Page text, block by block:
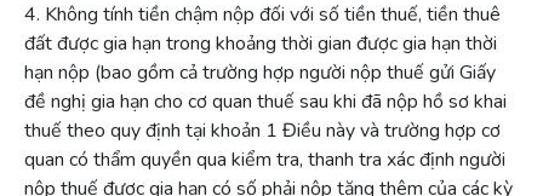
4. Không tính tiền chậm nộp đối với số tiền thuế, tiền thuê
đất được gia hạn trong khoảng thời gian được gia hạn thời
hạn nộp (bao gồm cả trường hợp người nộp thuế gửi Giấy
đề nghị gia hạn cho cơ quan thuế sau khi đã nộp hồ sơ khai
thuế theo quy định tại khoản 1 Điều này và trường hợp cơ
quan có thẩm quyền qua kiểm tra, thanh tra xác định người
nộp thuế được gia hạn có số phải nộp tăng thêm của các kỳ